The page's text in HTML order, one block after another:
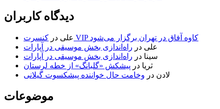
دیدگاه کاربران
علی در
کنسرت VIP کاوه آفاق در تهران برگزار می‌شود
علی در راه‌اندازی بخش موسیقی در آپارات
سینا در راه‌اندازی بخش موسیقی در آپارات
ثریا در پیشکش «گلبانگ» از خطه لرستان
لادن در وخامت حال خواننده پیشکسوت گیلانی
موضوعات